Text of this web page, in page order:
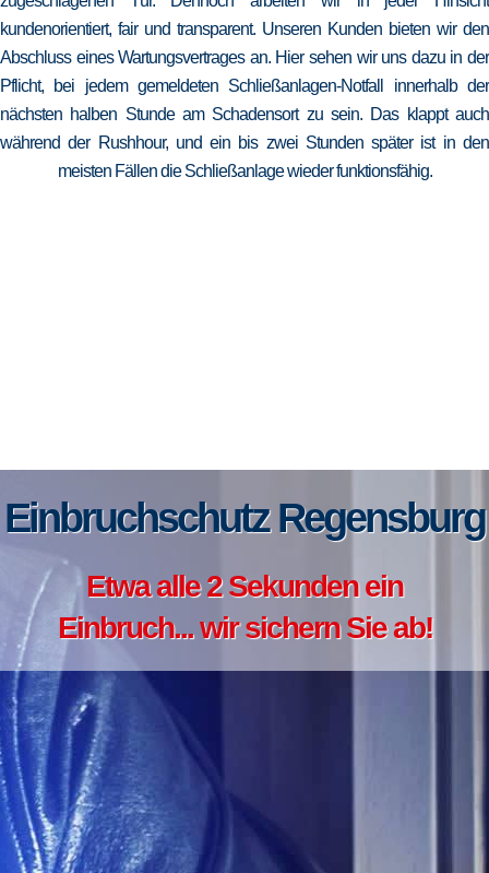
kundenorientiert, fair und transparent. Unseren Kunden bieten wir den
Abschluss eines Wartungsvertrages an. Hier sehen wir uns dazu in der
Pflicht, bei jedem gemeldeten Schließanlagen-Notfall innerhalb der
nächsten halben Stunde am Schadensort zu sein. Das klappt auch
während der Rushhour, und ein bis zwei Stunden später ist in den
meisten Fällen die Schließanlage wieder funktionsfähig.
Einbruchschutz Regensburg
Etwa alle 2 Sekunden ein
Einbruch... wir sichern Sie ab!